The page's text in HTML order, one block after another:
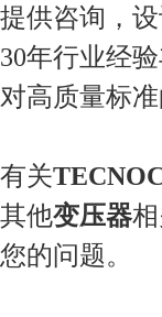
提供咨询，
30年行业经
对高质量标准
有关
其他变压器
您的问题。